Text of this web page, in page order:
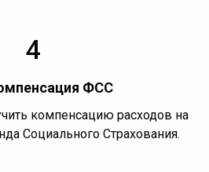
4
ФСС
компенсацию расходов на
Социального Страхования.